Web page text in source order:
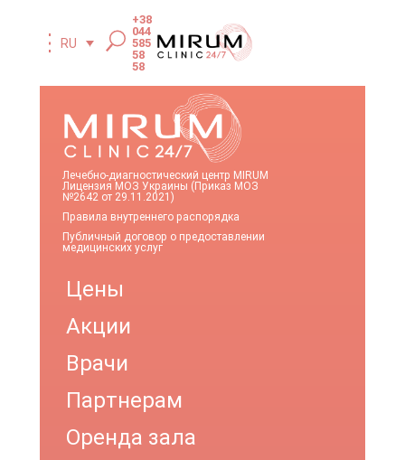
RU
+38
044
585
58
58
Лечебно-диагностический центр MIRUM
Лицензия МОЗ Украины (Приказ МОЗ
№2642 от 29.11.2021)
Правила внутреннего распорядка
Публичный договор о предоставлении
медицинских услуг
Цены
Акции
Врачи
Партнерам
Оренда зала